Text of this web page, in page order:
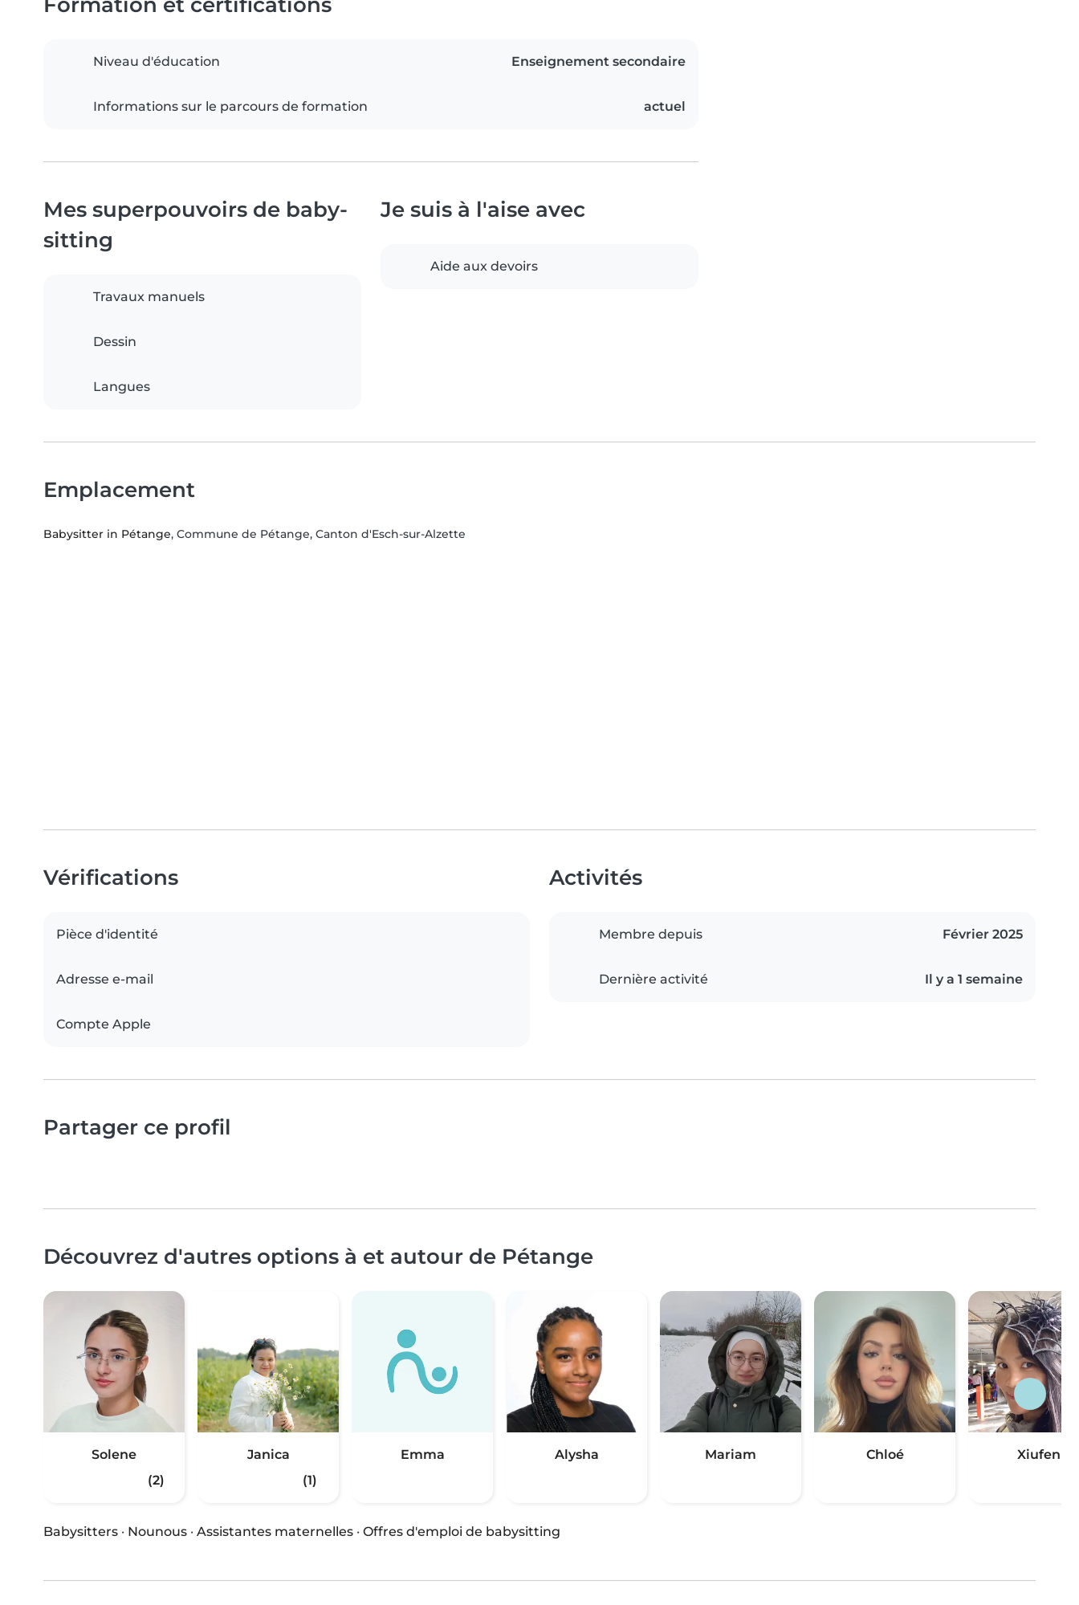
Niveau d'éducation Enseignement secondaire
Informations sur le parcours de formation actuel
Mes superpouvoirs de baby-
sitting
Travaux manuels
Dessin
Langues
Je suis à l'aise avec
Aide aux devoirs
Emplacement
Babysitter in Pétange, Commune de Pétange, Canton d'Esch-sur-Alzette
Vérifications
Pièce d'identité
Adresse e-mail
Compte Apple
Activités
Membre depuis Février 2025
Dernière activité Il y a 1 semaine
Partager ce profil
Découvrez d'autres options à et autour de Pétange
Solene
(2)
Janica
(1)
Emma Alysha Mariam Chloé Xiufen
Babysitters · Nounous · Assistantes maternelles · Offres d'emploi de babysitting